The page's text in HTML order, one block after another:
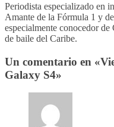
Periodista especializado en
Amante de la Fórmula 1 y
especialmente conocedor
de baile del Caribe.
Un comentario en «
Galaxy S4»